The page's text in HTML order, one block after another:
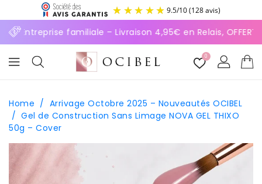
9.5/10
Entreprise familiale – Livraison 4,95€ en Relais, OFFERTE
0
Home / Arrivage Octobre 2025 – Nouveautés OCIBEL
/ Gel de Construction Sans Limage NOVA GEL THIXO
50g – Cover
AUX